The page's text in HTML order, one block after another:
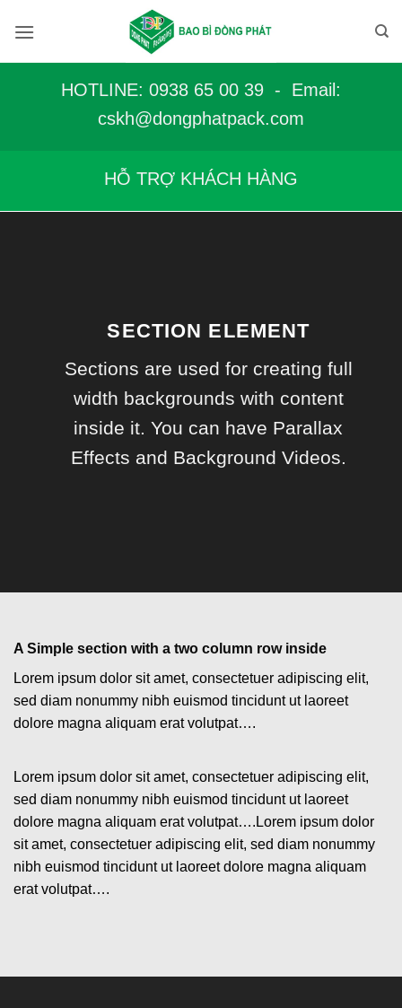
qua
HOTLINE: 0938 65 00 39 - Email:
cskh@dongphatpack.com
HỖ TRỢ KHÁCH HÀNG
SECTION ELEMENT
Sections are used for creating full
width backgrounds with content
inside it. You can have Parallax
Effects and Background Videos.
A Simple section with a two column row inside
Lorem ipsum dolor sit amet, consectetuer adipiscing elit,
sed diam nonummy nibh euismod tincidunt ut laoreet
dolore magna aliquam erat volutpat….
Lorem ipsum dolor sit amet, consectetuer adipiscing elit,
sed diam nonummy nibh euismod tincidunt ut laoreet
dolore magna aliquam erat volutpat….Lorem ipsum dolor
sit amet, consectetuer adipiscing elit, sed diam nonummy
nibh euismod tincidunt ut laoreet dolore magna aliquam
erat volutpat….